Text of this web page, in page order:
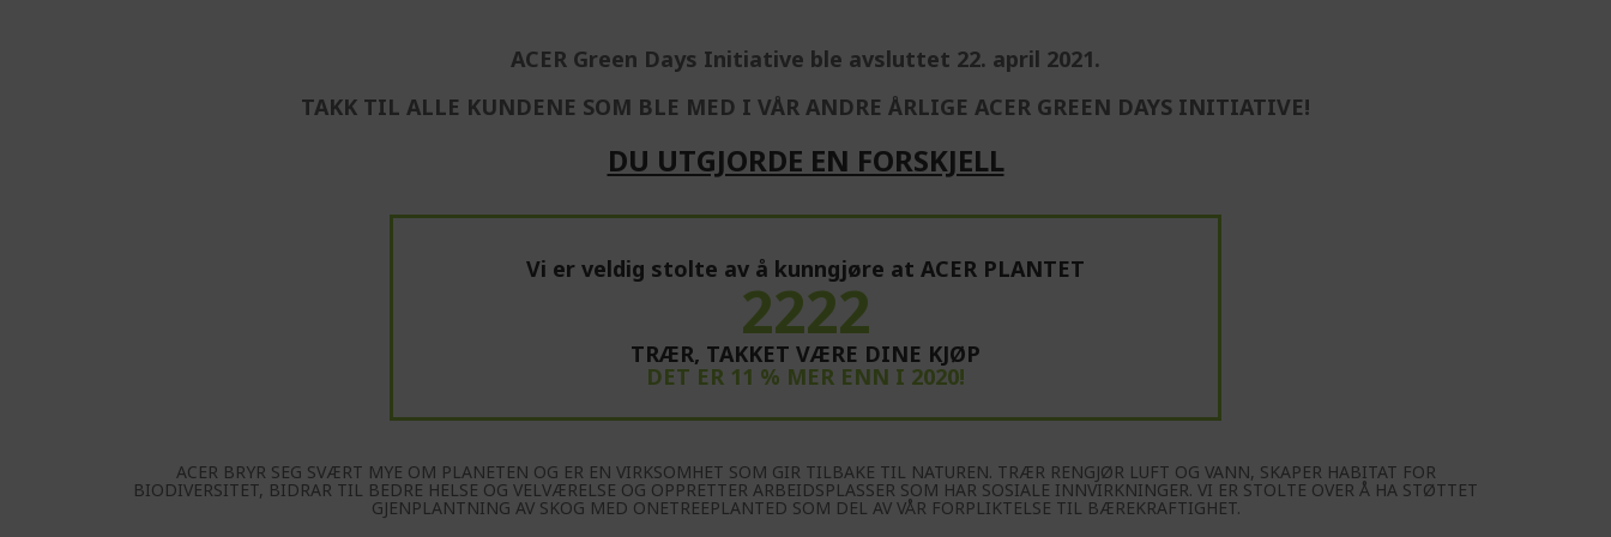
ACER Green Days Initiative ble avsluttet 22. april 2021.
TAKK TIL ALLE KUNDENE SOM BLE MED I VÅR ANDRE ÅRLIGE ACER GREEN DAYS INITIATIVE!
DU UTGJORDE EN FORSKJELL
Vi er veldig stolte av å kunngjøre at ACER PLANTET
2222
TRÆR, TAKKET VÆRE DINE KJØP
DET ER 11 % MER ENN I 2020!
ACER BRYR SEG SVÆRT MYE OM PLANETEN OG ER EN VIRKSOMHET SOM GIR TILBAKE TIL NATUREN. TRÆR RENGJØR LUFT OG VANN, SKAPER HABITAT FOR
BIODIVERSITET, BIDRAR TIL BEDRE HELSE OG VELVÆRELSE OG OPPRETTER ARBEIDSPLASSER SOM HAR SOSIALE INNVIRKNINGER. VI ER STOLTE OVER Å HA STØTTET
GJENPLANTNING AV SKOG MED ONETREEPLANTED SOM DEL AV VÅR FORPLIKTELSE TIL BÆREKRAFTIGHET.